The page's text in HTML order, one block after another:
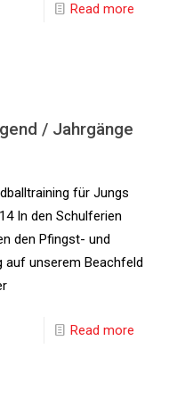
Read more
/ Jahrgänge
für Jungs
In den Schulferien
den Pfingst- und
auf unserem Beachfeld
Read more